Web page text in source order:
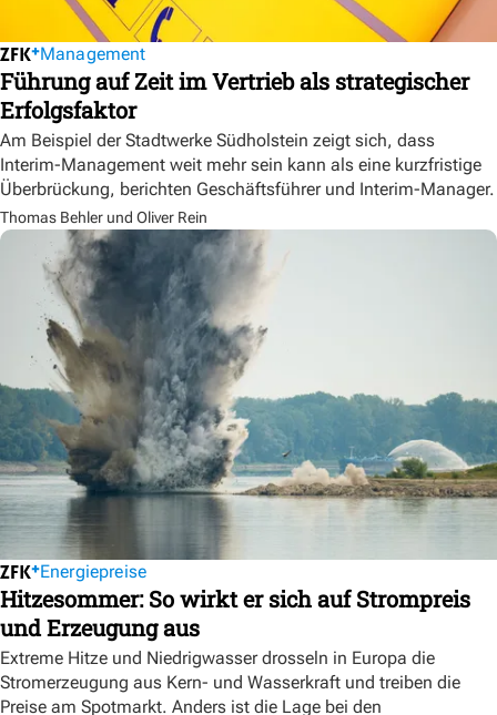
Management
Führung auf Zeit im Vertrieb als strategischer
Erfolgsfaktor
Am Beispiel der Stadtwerke Südholstein zeigt sich, dass
Interim-Management weit mehr sein kann als eine kurzfristige
Überbrückung, berichten Geschäftsführer und Interim-Manager.
Thomas Behler und Oliver Rein
Energiepreise
Hitzesommer: So wirkt er sich auf Strompreis
und Erzeugung aus
Extreme Hitze und Niedrigwasser drosseln in Europa die
Stromerzeugung aus Kern- und Wasserkraft und treiben die
Preise am Spotmarkt. Anders ist die Lage bei den